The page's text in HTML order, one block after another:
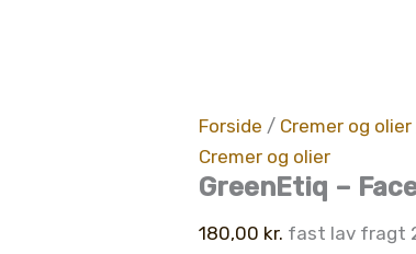
Forside / Cremer og olier
Cremer og olier
GreenEtiq –
180,00 kr. fast lav fragt